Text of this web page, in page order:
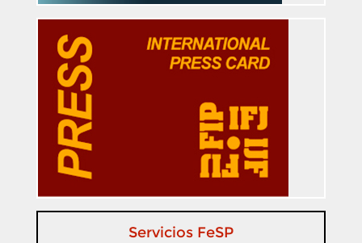
Servicios FeSP